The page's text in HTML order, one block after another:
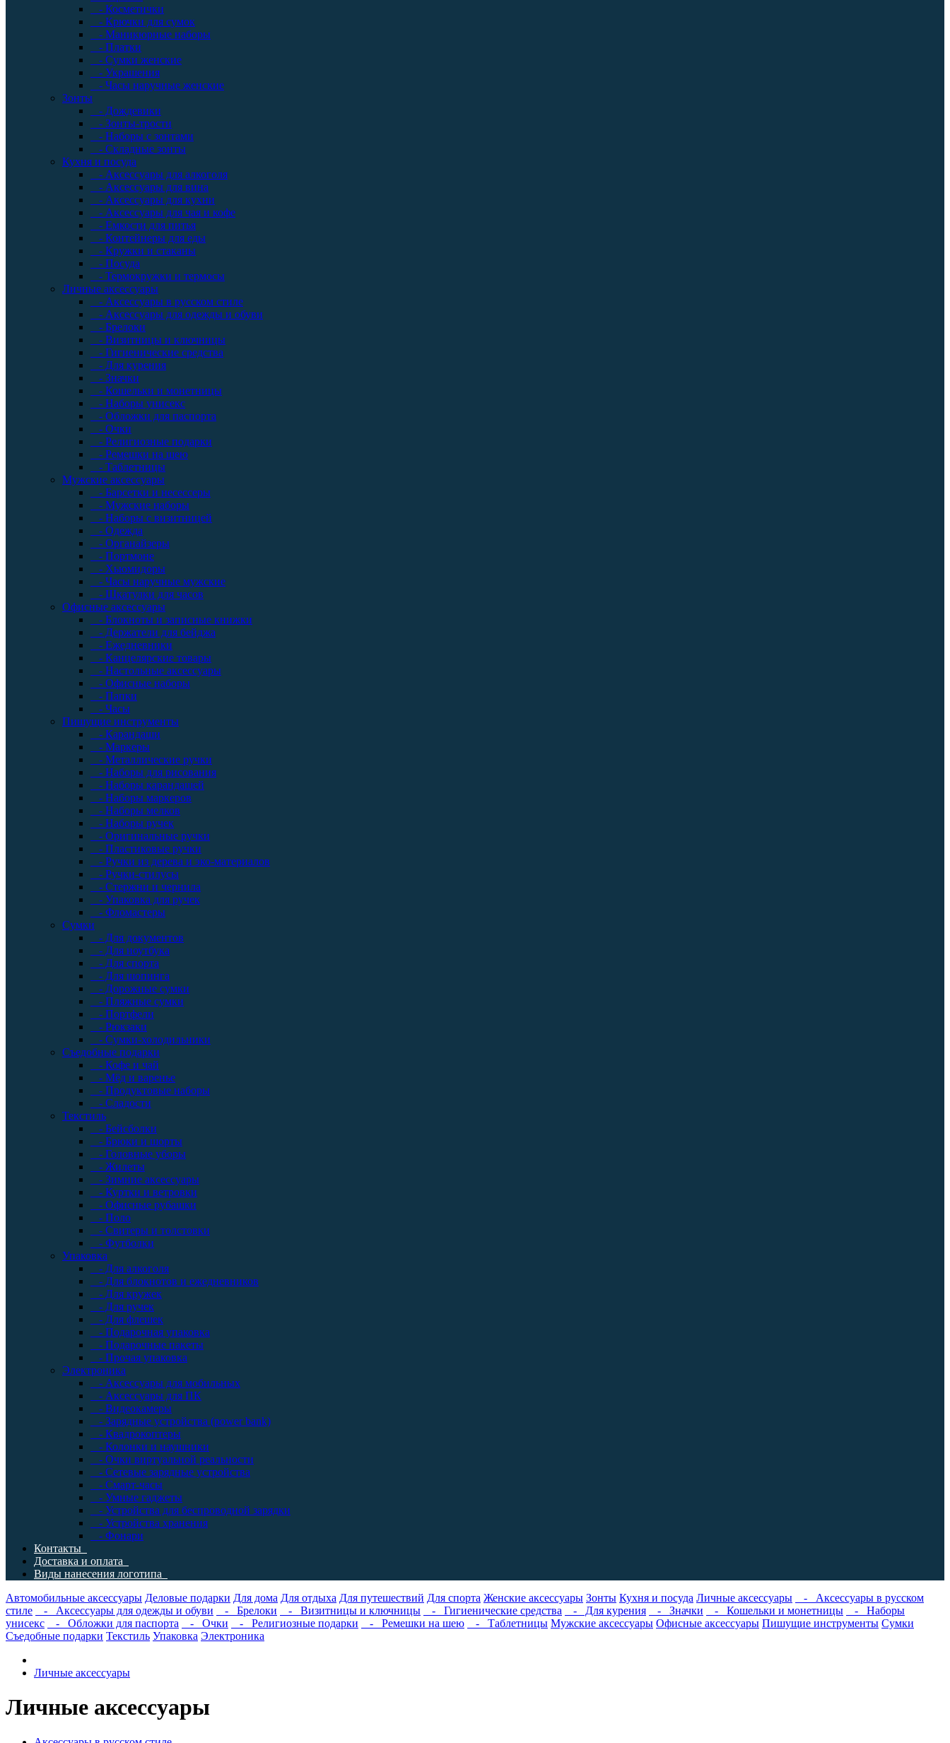
- Косметички
- Крючки для сумок
- Маникюрные наборы
- Платки
- Сумки женские
- Украшения
- Часы наручные женские
Зонты
- Дождевики
- Зонты-трости
- Наборы с зонтами
- Складные зонты
Кухня и посуда
- Аксессуары для алкоголя
- Аксессуары для вина
- Аксессуары для кухни
- Аксессуары для чая и кофе
- Емкости для питья
- Контейнеры для еды
- Кружки и стаканы
- Посуда
- Термокружки и термосы
Личные аксессуары
- Аксессуары в русском стиле
- Аксессуары для одежды и обуви
- Брелоки
- Визитницы и ключницы
- Гигиенические средства
- Для курения
- Значки
- Кошельки и монетницы
- Наборы унисекс
- Обложки для паспорта
- Очки
- Религиозные подарки
- Ремешки на шею
- Таблетницы
Мужские аксессуары
- Барсетки и несессеры
- Мужские наборы
- Наборы с визитницей
- Одежда
- Органайзеры
- Портмоне
- Хьюмидоры
- Часы наручные мужские
- Шкатулки для часов
Офисные аксессуары
- Блокноты и записные книжки
- Держатели для бейджа
- Ежедневники
- Канцелярские товары
- Настольные аксессуары
- Офисные наборы
- Папки
- Часы
Пишущие инструменты
- Карандаши
- Маркеры
- Металлические ручки
- Наборы для рисования
- Наборы карандашей
- Наборы маркеров
- Наборы мелков
- Наборы ручек
- Оригинальные ручки
- Пластиковые ручки
- Ручки из дерева и эко-материалов
- Ручки-стилусы
- Стержни и чернила
- Упаковка для ручек
- Фломастеры
Сумки
- Для документов
- Для ноутбука
- Для спорта
- Для шопинга
- Дорожные сумки
- Пляжные сумки
- Портфели
- Рюкзаки
- Сумки-холодильники
Съедобные подарки
- Кофе и чай
- Мёд и варенье
- Продуктовые наборы
- Сладости
Текстиль
- Бейсболки
- Брюки и шорты
- Головные уборы
- Жилеты
- Зимние аксессуары
- Куртки и ветровки
- Офисные рубашки
- Поло
- Свитеры и толстовки
- Футболки
Упаковка
- Для алкоголя
- Для блокнотов и ежедневников
- Для кружек
- Для ручек
- Для флешек
- Подарочная упаковка
- Подарочные пакеты
- Прочая упаковка
Электроника
- Аксессуары для мобильных
- Аксессуары для ПК
- Видеокамеры
- Зарядные устройства (power bank)
- Квадрокоптеры
- Колонки и наушники
- Очки виртуальной реальности
- Сетевые зарядные устройства
- Смарт-часы
- Умные гаджеты
- Устройства для беспроводной зарядки
- Устройства хранения
- Фонари
Контакты
Доставка и оплата
Виды нанесения логотипа
Автомобильные аксессуары Деловые подарки Для дома Для отдыха Для путешествий Для спорта Женские аксессуары Зонты Кухня и посуда Личные аксессуары
- Аксессуары в русском
стиле
- Аксессуары для одежды и обуви - Брелоки - Визитницы и ключницы - Гигиенические средства - Для курения - Значки - Кошельки и монетницы
- Наборы
унисекс
- Обложки для паспорта - Очки - Религиозные подарки - Ремешки на шею - Таблетницы Мужские аксессуары Офисные аксессуары Пишущие инструменты Сумки
Съедобные подарки Текстиль Упаковка Электроника
Личные аксессуары
Личные аксессуары